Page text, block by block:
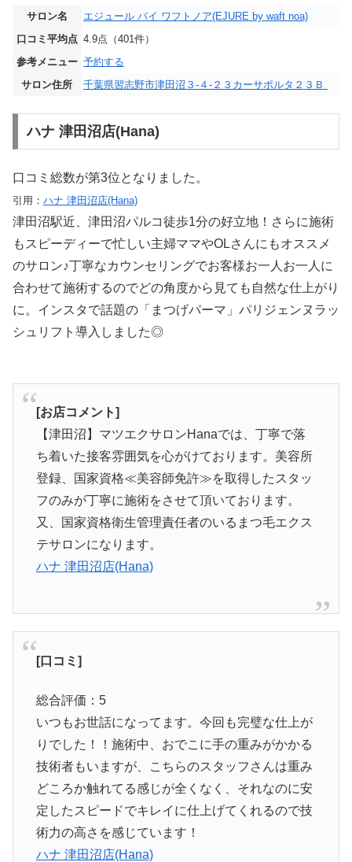
サロン名
エジュール バイ ワフトノア(EJURE by waft noa)
口コミ平均点 4.9点（401件）
参考メニュー 予約する
サロン住所
千葉県習志野市津田沼３-４-２３カーサポルタ２３Ｂ
ハナ 津田沼店(Hana)
口コミ総数が第3位となりました。
引用： ハナ 津田沼店(Hana)
津田沼駅近、津田沼パルコ徒歩1分の好立地！さらに施術
もスピーディーで忙しい主婦ママやOLさんにもオススメ
のサロン♪丁寧なカウンセリングでお客様お一人お一人に
合わせて施術するのでどの角度から見ても自然な仕上がり
に。インスタで話題の「まつげパーマ」パリジェンヌラッ
シュリフト導入しました◎
[お店コメント]
【津田沼】マツエクサロンHanaでは、丁寧で落
ち着いた接客雰囲気を心がけております。美容所
登録、国家資格≪美容師免許≫を取得したスタッ
フのみが丁寧に施術をさせて頂いております。
又、国家資格衛生管理責任者のいるまつ毛エクス
テサロンになります。
ハナ 津田沼店(Hana)
[口コミ]
総合評価：5
いつもお世話になってます。今回も完璧な仕上が
りでした！！施術中、おでこに手の重みがかかる
技術者もいますが、こちらのスタッフさんは重み
どころか触れてる感じが全くなく、それなのに安
定したスピードでキレイに仕上げてくれるので技
術力の高さを感じています！
ハナ 津田沼店(Hana)